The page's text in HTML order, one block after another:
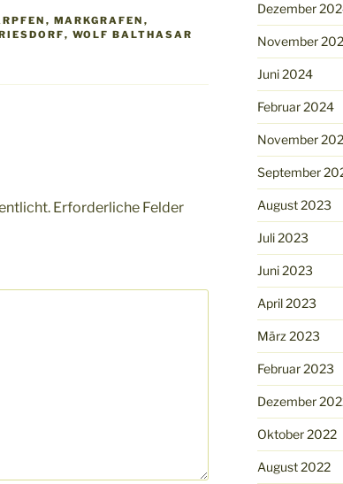
, MARKGRAFEN ,
, WOLF BALTHASAR
Erforderliche Felder
Dezember
November
Juni 2024
Februar 2024
November
September
August 2023
Juli 2023
Juni 2023
April 2023
März 2023
Februar 2023
Dezember
Oktober 2022
August 2022